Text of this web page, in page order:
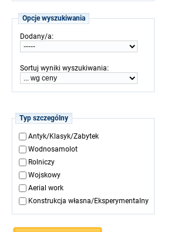
Opcje wyszukiwania
Dodany/a:
Sortuj wyniki wyszukiwania:
Typ szczególny
Antyk/Klasyk/Zabytek
Wodnosamolot
Rolniczy
Wojskowy
Aerial work
Konstrukcja własna/Eksperymentalny